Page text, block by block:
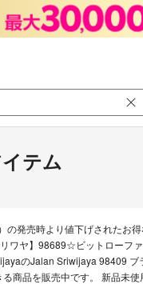
テム
発売時より値下げされたお
ワヤ】98689☆ビットロー
のJalan Sriwijaya 98409
商品を販売中です。 新品未